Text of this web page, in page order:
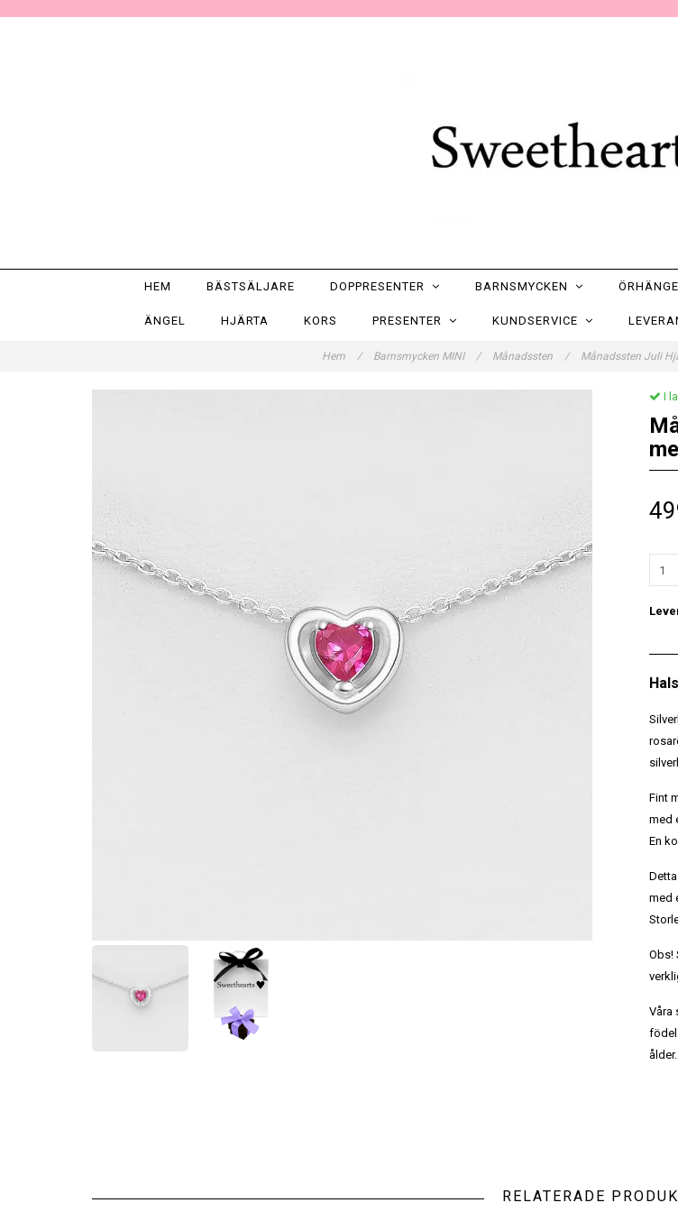
HEM BÄSTSÄLJARE DOPPRESENTER BARNSMYCKEN
ÄNGEL HJÄRTA KORS PRESENTER KUNDSERVICE
Hem / Barnsmycken MINI / Månadssten / Månadssten Juli
I
Fint
med
En
med
Obs!
Våra
ålder.
RELATERADE